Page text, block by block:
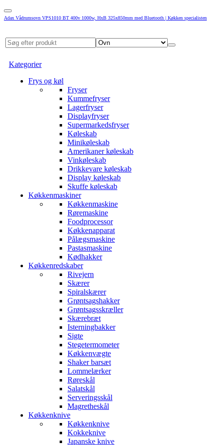
Adax Vådrumsovn VPS1010 BT 400v 1000w, HxB 325x850mm med Bluetooth | Køkken specialisten
Kategorier
Frys og køl
Fryser
Kummefryser
Lagerfryser
Displayfryser
Supermarkedsfryser
Køleskab
Minikøleskab
Amerikaner køleskab
Vinkøleskab
Drikkevare køleskab
Display køleskab
Skuffe køleskab
Køkkenmaskiner
Køkkenmaskine
Røremaskine
Foodprocessor
Køkkenapparat
Pålægsmaskine
Pastasmaskine
Kødhakker
Køkkenredskaber
Rivejern
Skærer
Spiralskærer
Grøntsagshakker
Grøntsagsskræller
Skærebræt
Isterningbakker
Sigte
Stegetermometer
Køkkenvægte
Shaker barsæt
Lommelærker
Røreskål
Salatskål
Serveringsskål
Magretheskål
Køkkenknive
Køkkenknive
Kokkeknive
Japanske knive